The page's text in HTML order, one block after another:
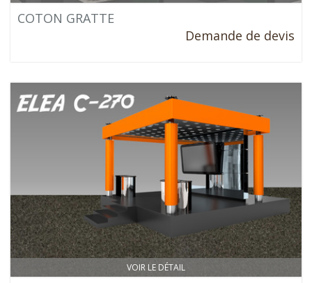
COTON GRATTE
Demande de devis
VOIR LE DÉTAIL